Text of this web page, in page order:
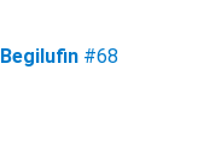
Begilufin #68